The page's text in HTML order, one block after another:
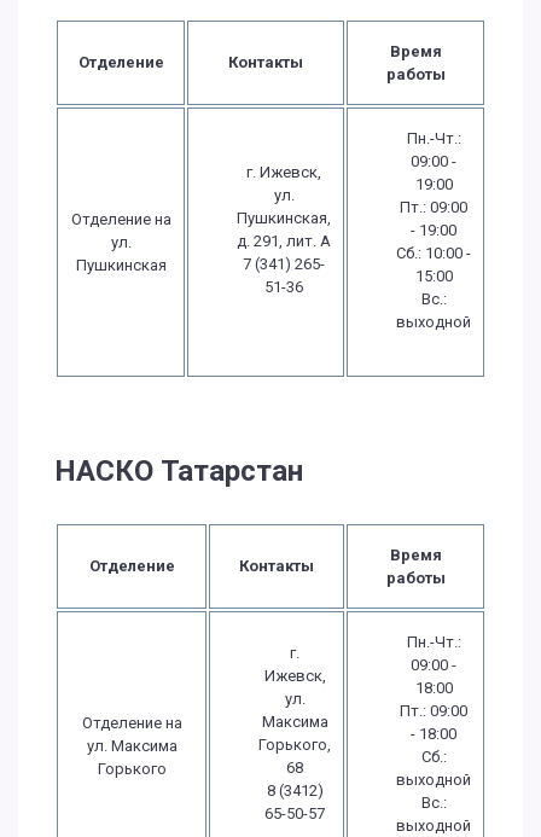
Отделение Контакты
Время
работы
Отделение на
ул.
Пушкинская
г. Ижевск,
ул.
Пушкинская,
д. 291, лит. А
7 (341) 265-
51-36
Пн.-Чт.:
09:00 -
19:00
Пт.: 09:00
- 19:00
Сб.: 10:00 -
15:00
Вс.:
выходной
НАСКО Татарстан
Отделение Контакты
Время
работы
Отделение на
ул. Максима
Горького
г.
Ижевск,
ул.
Максима
Горького,
68
8 (3412)
65-50-57
Пн.-Чт.:
09:00 -
18:00
Пт.: 09:00
- 18:00
Сб.:
выходной
Вс.:
выходной